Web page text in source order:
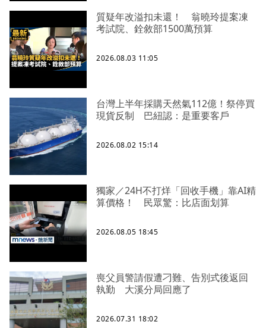
質疑年改溢扣未還！ 翁曉玲提案凍
考試院、銓敘部1500萬預算
2026.08.03 11:05
台灣上半年採購天然氣112億！祭停買
現貨反制 巴紐認：是重要客戶
2026.08.02 15:14
獨家／24H不打烊「回收手機」靠AI精
算價格！ 民眾驚：比店面划算
2026.08.05 18:45
喪父員警請假遭刁難、告別式後返回
執勤 大溪分局回應了
2026.07.31 18:02